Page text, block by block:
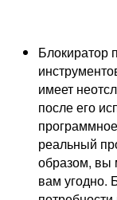
Блокиратор
имеет
после его
реальный
образом, вы
вам угодно.